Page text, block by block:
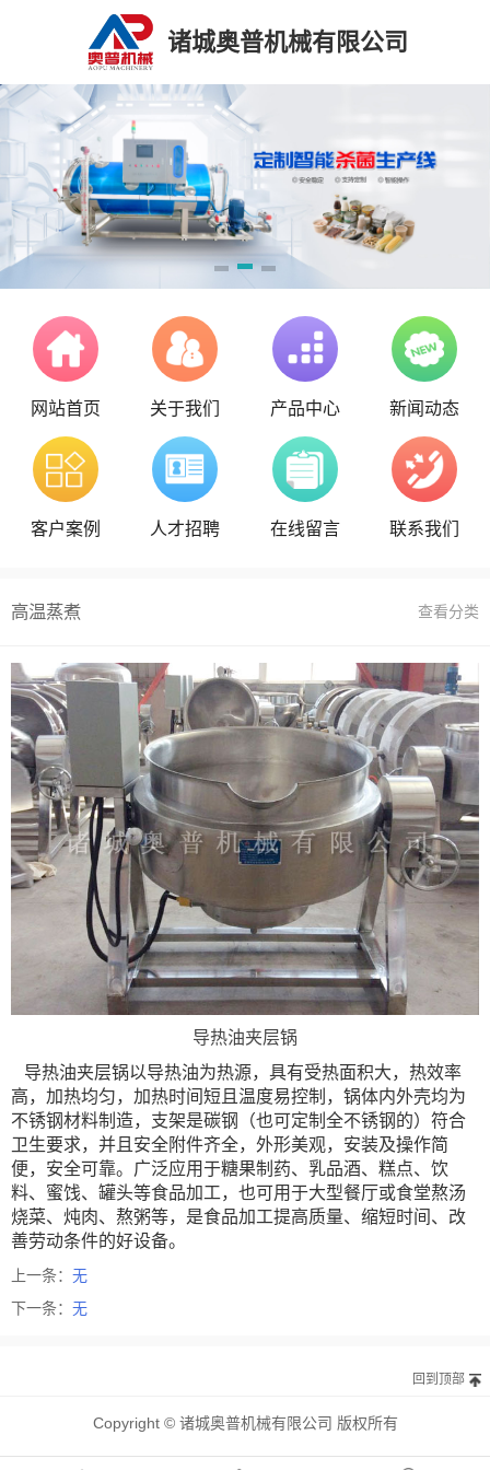
诸城奥普机械有限公司
网站首页 关于我们 产品中心 新闻动态
客户案例 人才招聘 在线留言 联系我们
高温蒸煮 查看分类
导热油夹层锅
导热油夹层锅以导热油为热源，具有受热面积大，热效率
高，加热均匀，加热时间短且温度易控制，锅体内外壳均为
不锈钢材料制造，支架是碳钢（也可定制全不锈钢的）符合
卫生要求，并且安全附件齐全，外形美观，安装及操作简
便，安全可靠。 广泛应用于糖果制药、乳品酒、糕点、饮
料、蜜饯、罐头等食品加工，也可用于大型餐厅或食堂熬汤
烧菜、炖肉、熬粥等，是食品加工提高质量、缩短时间、改
善劳动条件的好设备。
上一条： 无
下一条： 无
回到顶部
Copyright © 诸城奥普机械有限公司 版权所有